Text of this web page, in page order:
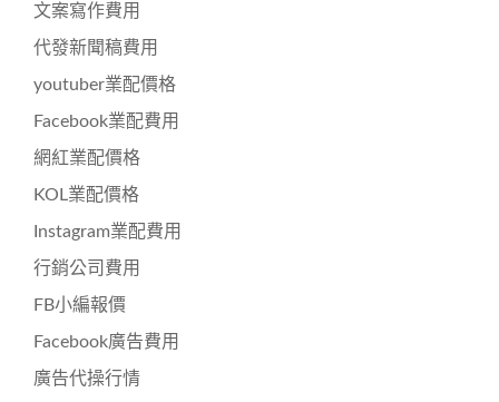
文案寫作費用
代發新聞稿費用
youtuber業配價格
Facebook業配費用
網紅業配價格
KOL業配價格
Instagram業配費用
行銷公司費用
FB小編報價
Facebook廣告費用
廣告代操行情